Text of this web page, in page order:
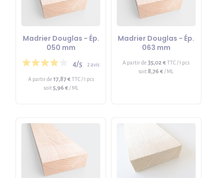
Madrier Douglas - Ép.
050 mm
4/5 2 avis
A partir de 17,87 € TTC / 1 pcs
soit 5,96 € / ML
Madrier Douglas - Ép.
063 mm
A partir de35,02 € TTC / 1 pcs
soit8,76 € / ML